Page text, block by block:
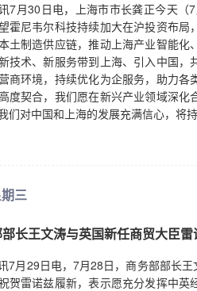
7月30日电，上海市市长龚正今天
霍尼韦尔科技持续加大在沪投资布
土制造供应链，推动上海产业智能
技术、新服务带到上海、引入中国
商环境，持续优化为企服务，助力
度契合，我们愿在新兴产业领域深
们对中国和上海的发展充满信心，将
三
长王文涛与英国新任商贸大臣
7月29日电，7月28日，商务部部长
贺雷诺兹履新，表示愿充分发挥中